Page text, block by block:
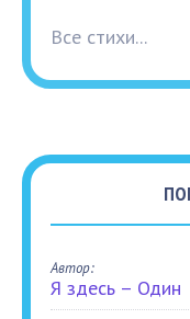
Все стихи...
Автор:
Я здесь – Один